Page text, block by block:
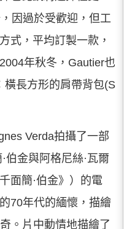
因過於受歡迎，但工
式，平均訂製一款，
年秋冬，Gautier也
橫長方形的肩帶背包(S
Verda拍攝了一部
伯金與阿格尼絲·瓦爾
面簡·伯金》）的電
70年代的緬懷，描繪
。片中動情地描繪了